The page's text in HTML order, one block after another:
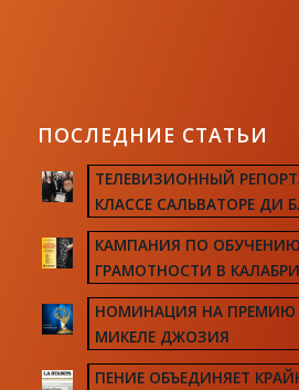
ПОСЛЕДНИЕ СТАТЬИ
ТЕЛЕВИЗИОННЫЙ
КЛАССЕ САЛЬВАТОРЕ ДИ
КАМПАНИЯ ПО
ГРАМОТНОСТИ В
НОМИНАЦИЯ НА ПРЕМИЮ
МИКЕЛЕ ДЖОЗИЯ
ПЕНИЕ ОБЪЕДИНЯЕТ